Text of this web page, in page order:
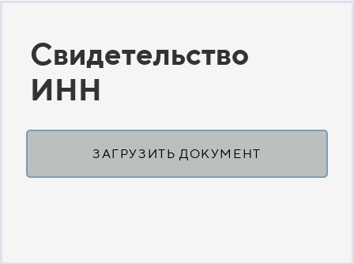
Свидетельство
ИНН
ЗАГРУЗИТЬ ДОКУМЕНТ